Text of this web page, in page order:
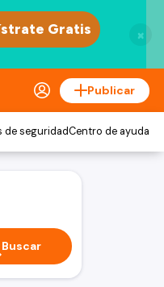
×
Publicar
de seguridadCentro de ayuda
Buscar